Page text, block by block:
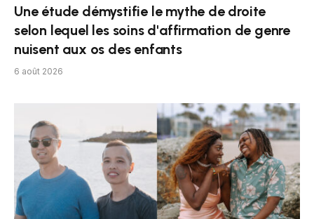
Une étude démystifie le mythe de droite
selon lequel les soins d'affirmation de genre
nuisent aux os des enfants
6 août 2026